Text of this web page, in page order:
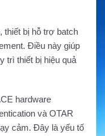
thiết bị hỗ trợ batch
Điều này giúp
trì thiết bị hiệu quả
hardware
và OTAR
cảm. Đây là yếu tố